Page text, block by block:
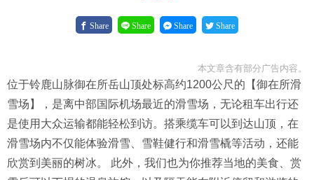
Share Share Share Share
本文章含有部分广告内容。
位于铃鹿山脉御在所岳山顶处标高约1200公尺的【御在所滑
雪场】，是离中部国际机场最近的滑雪场，无论租车出行还
是使用大众运输都能轻松到访。搭乘缆车可以到达山顶，在
滑雪场内不仅能体验滑雪、雪鞋健行和滑雪橇等活动，还能
欣赏到美丽的树冰。 此外，我们也为你推荐当地的美食、赏